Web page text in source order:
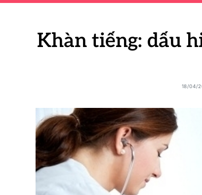
Khàn tiếng: dấu
18/04/